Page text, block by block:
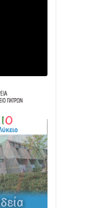
που
ΣΤΟΝ
στο Λυγιά